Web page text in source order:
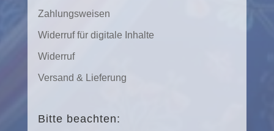
Zahlungsweisen
Widerruf für digitale Inhalte
Widerruf
Versand & Lieferung
Bitte beachten: